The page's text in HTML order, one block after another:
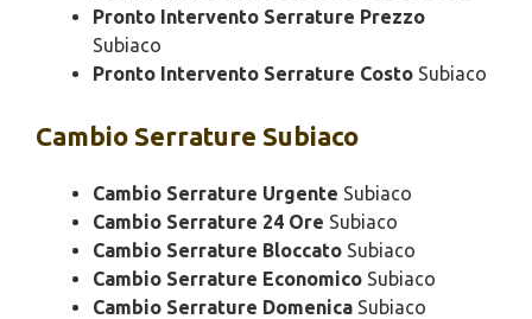
Pronto Intervento Serrature Prezzo
Subiaco
Pronto Intervento Serrature Costo Subiaco
Cambio Serrature Subiaco
Cambio Serrature Urgente Subiaco
Cambio Serrature 24 Ore Subiaco
Cambio Serrature Bloccato Subiaco
Cambio Serrature Economico Subiaco
Cambio Serrature Domenica Subiaco